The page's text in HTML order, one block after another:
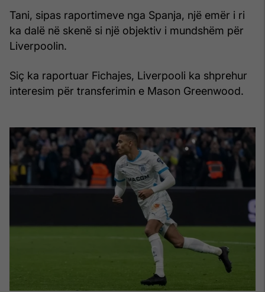
Tani, sipas raportimeve nga Spanja, një emër i ri
ka dalë në skenë si një objektiv i mundshëm për
Liverpoolin.
Siç ka raportuar Fichajes, Liverpooli ka shprehur
interesim për transferimin e Mason Greenwood.